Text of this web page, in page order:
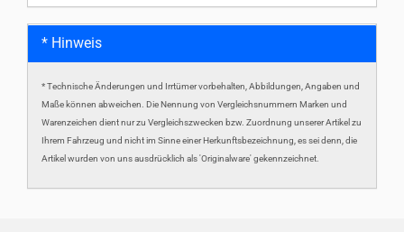
* Hinweis
* Technische Änderungen und Irrtümer vorbehalten, Abbildungen, Angaben und
Maße können abweichen. Die Nennung von Vergleichsnummern Marken und
Warenzeichen dient nur zu Vergleichszwecken bzw. Zuordnung unserer Artikel zu
Ihrem Fahrzeug und nicht im Sinne einer Herkunftsbezeichnung, es sei denn, die
Artikel wurden von uns ausdrücklich als 'Originalware' gekennzeichnet.